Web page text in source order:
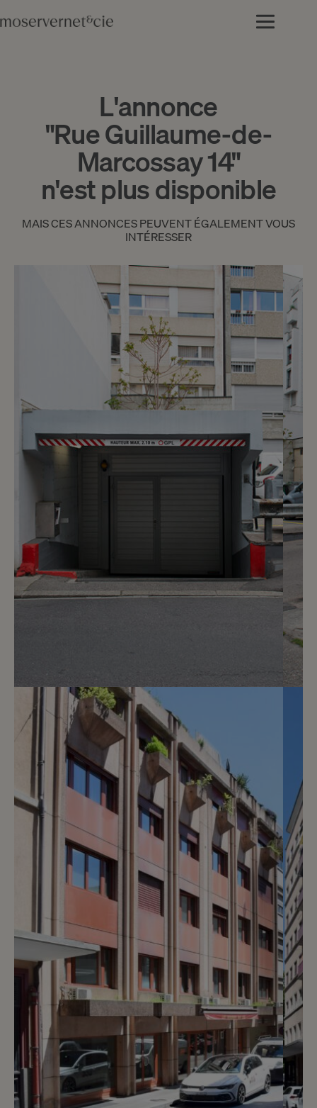
L'annonce
"Rue Guillaume-de-
Marcossay 14"
n'est plus disponible
MAIS CES ANNONCES PEUVENT ÉGALEMENT VOUS
INTÉRESSER
CHF 200.- / mois
Rue Guillaume-de-Marcossay 14
Genève
2